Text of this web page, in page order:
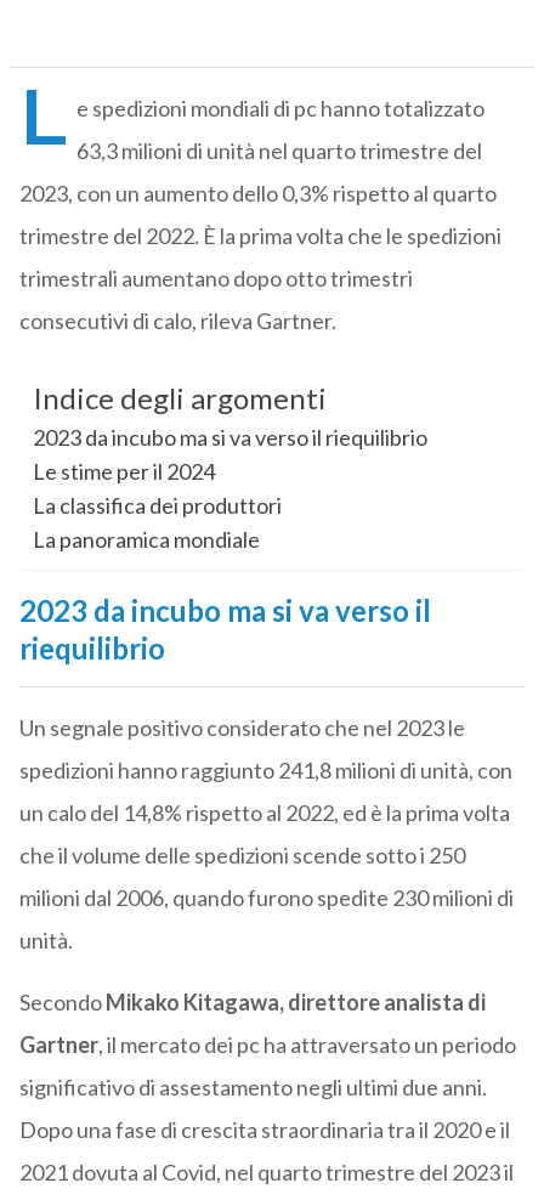
L e spedizioni mondiali di pc hanno totalizzato
63,3 milioni di unità nel quarto trimestre del
2023, con un aumento dello 0,3% rispetto al quarto
trimestre del 2022. È la prima volta che le spedizioni
trimestrali aumentano dopo otto trimestri
consecutivi di calo, rileva Gartner.
Indice degli argomenti
2023 da incubo ma si va verso il riequilibrio
Le stime per il 2024
La classifica dei produttori
La panoramica mondiale
2023 da incubo ma si va verso il
riequilibrio
Un segnale positivo considerato che nel 2023 le
spedizioni hanno raggiunto 241,8 milioni di unità, con
un calo del 14,8% rispetto al 2022, ed è la prima volta
che il volume delle spedizioni scende sotto i 250
milioni dal 2006, quando furono spedite 230 milioni di
unità.
SecondoMikako Kitagawa, direttore analista di
Gartner, il mercato dei pc ha attraversato un periodo
significativo di assestamento negli ultimi due anni.
Dopo una fase di crescita straordinaria tra il 2020 e il
2021 dovuta al Covid, nel quarto trimestre del 2023 il